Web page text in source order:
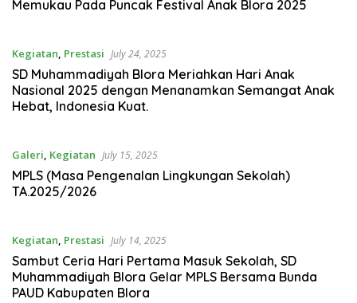
Memukau Pada Puncak Festival Anak Blora 2025
Kegiatan, Prestasi July 24, 2025
SD Muhammadiyah Blora Meriahkan Hari Anak
Nasional 2025 dengan Menanamkan Semangat Anak
Hebat, Indonesia Kuat.
Galeri, Kegiatan July 15, 2025
MPLS (Masa Pengenalan Lingkungan Sekolah)
TA.2025/2026
Kegiatan, Prestasi July 14, 2025
Sambut Ceria Hari Pertama Masuk Sekolah, SD
Muhammadiyah Blora Gelar MPLS Bersama Bunda
PAUD Kabupaten Blora